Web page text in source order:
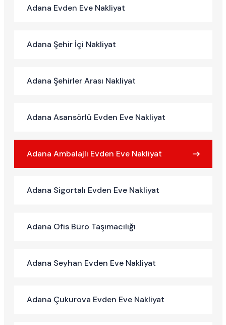
Adana Evden Eve Nakliyat
Adana Şehir İçi Nakliyat
Adana Şehirler Arası Nakliyat
Adana Asansörlü Evden Eve Nakliyat
Adana Ambalajlı Evden Eve Nakliyat
Adana Sigortalı Evden Eve Nakliyat
Adana Ofis Büro Taşımacılığı
Adana Seyhan Evden Eve Nakliyat
Adana Çukurova Evden Eve Nakliyat